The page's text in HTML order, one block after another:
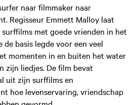
naar filmmaker naar
Regisseur Emmett Malloy laat
met goede vrienden in het
basis legde voor een veel
momenten in en buiten het water
zijn liedjes. De film bevat
uit zijn surffilms en
hoe levenservaring, vriendschap